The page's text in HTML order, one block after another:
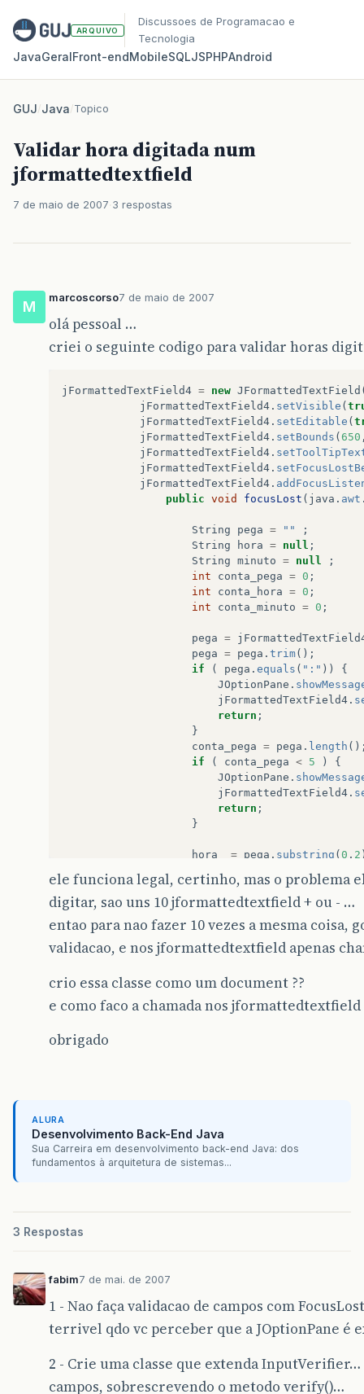
ARQUIVO
Discussoes de Programacao e
Tecnologia
JavaGeralFront‑endMobileSQLJSPHPAndroid
GUJ/Java/Topico
Validar hora digitada num
jformattedtextfield
7 de maio de 2007 3 respostas
M
marcoscorso7 de maio de 2007
olá pessoal …
criei o seguinte codigo para validar horas
jFormattedTextField4 = new JFormattedTextField
jFormattedTextField4 . setVisible (
jFormattedTextField4 . setEditable (
jFormattedTextField4 . setBounds ( 650
jFormattedTextField4 .
jFormattedTextField4 .
jFormattedTextField4 .
public void focusLost ( java . awt
String pega = ""
;
String
hora = null ;
String minuto = null
;
int
conta_pega = 0 ;
int
conta_hora = 0 ;
int
conta_minuto = 0 ;
pega =
pega = pega . trim();
if
( pega . equals ( ":" ))
{
JOptionPane .
jFormattedTextField4 .
return ;
}
conta_pega = pega . length
if
( conta_pega < 5 )
{
JOptionPane .
jFormattedTextField4 .
return ;
}
hora = pega . substring ( 0 , 2
minuto
substring
conta_hora = Integer.
conta_minuto = Integer .
if (conta_hora > 23 ) {
JOptionPane .
return;
if (conta_minuto > 59) {
ele funciona legal, certinho, mas o problema
digitar, sao uns 10 jformattedtextfield + ou - …
entao para nao fazer 10 vezes a mesma coisa,
validacao, e nos jformattedtextfield apenas
crio essa classe como um document ??
e como faco a chamada nos jformattedtextfield
obrigado
ALURA
Desenvolvimento Back-End Java
Sua Carreira em desenvolvimento back-end Java: dos
fundamentos à arquitetura de sistemas...
3 Respostas
fabim7 de mai. de 2007
1 - Nao faça validacao de campos com
terrivel qdo vc perceber que a JOptionPane é
2 - Crie uma classe que extenda
campos, sobrescrevendo o metodo verify()…